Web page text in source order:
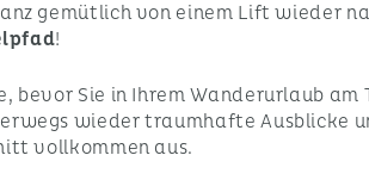
gemütlich von einem Lift wieder
!
bevor Sie in Ihrem Wanderurlaub
wieder traumhafte Ausblicke
vollkommen aus.